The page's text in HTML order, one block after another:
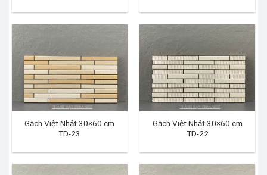
Gạch Việt Nhật 30×60 cm
TD-23
Gạch Việt Nhật 30×60 cm
TD-22